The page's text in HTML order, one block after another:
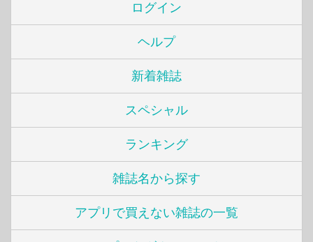
ログイン
ヘルプ
新着雑誌
スペシャル
ランキング
雑誌名から探す
アプリで買えない雑誌の一覧